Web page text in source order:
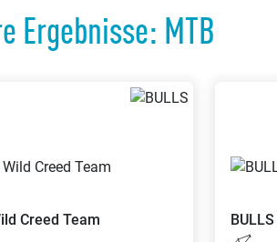
Ergebnisse: MTB
Creed Team BULLS